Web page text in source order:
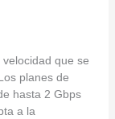
que se
planes de
hasta 2 Gbps
a la